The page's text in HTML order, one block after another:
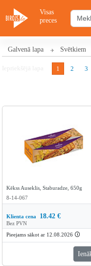
Visas
preces
Galvenā lapa Svētkiem
1 2 3
Kēkss Auseklis, Staburadze, 650g
8-14-067
Klienta cena 18.42 €
Bez PVN
Pieejams sākot ar 12.08.2026 🛈